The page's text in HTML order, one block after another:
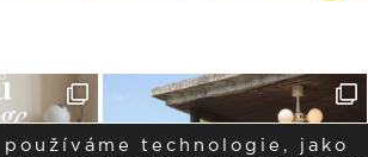
technologie, jako